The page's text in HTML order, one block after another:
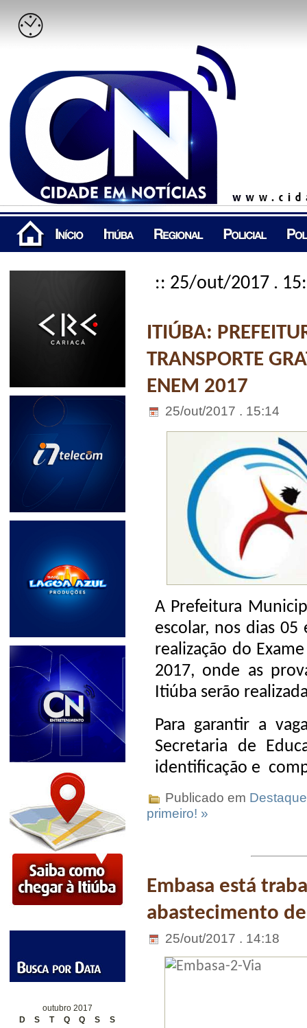
outubro 2017
D
S T Q Q S
S
:: 25/out/2017 .
ITIÚBA:
TRANSPORTE
ENEM 2017
25/out/2017 . 15:14
A Prefeitura
escolar, nos dias
realização do
2017, onde as
Itiúba serão
Para garantir a
Secretaria de
identificação e
Publicado em
primeiro! »
Embasa está
abastecimento
25/out/2017 . 14:18